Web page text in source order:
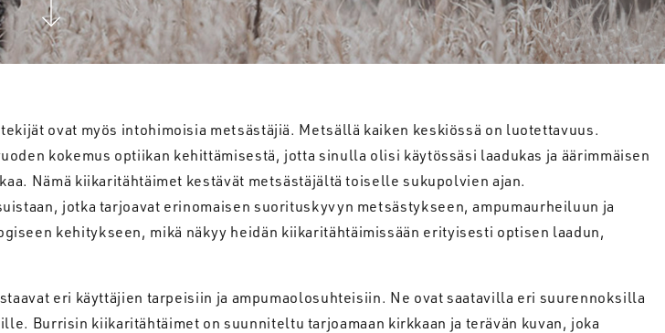
ovat myös intohimoisia metsästäjiä. Metsällä kaiken keskiössä on luotettavuus.
kokemus optiikan kehittämisestä, jotta sinulla olisi käytössäsi laadukas ja äärimmäisen
Nämä kiikaritähtäimet kestävät metsästäjältä toiselle sukupolvien ajan.
jotka tarjoavat erinomaisen suorituskyvyn metsästykseen, ampumaurheiluun ja
kehitykseen, mikä näkyy heidän kiikaritähtäimissään erityisesti optisen laadun,
eri käyttäjien tarpeisiin ja ampumaolosuhteisiin. Ne ovat saatavilla eri suurennoksilla
Burrisin kiikaritähtäimet on suunniteltu tarjoamaan kirkkaan ja terävän kuvan, joka